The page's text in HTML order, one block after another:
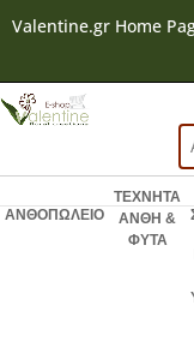
Valentine.gr Home
ΑΝΘΟΠΩΛΕΙΟ
ΤΕΧΝΗΤΑ
ΑΝΘΗ &
ΦΥΤΑ